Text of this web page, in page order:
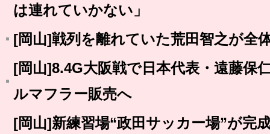
は連れていかない」
[岡山]戦列を離れていた荒田智之が全
[岡山]8.4G大阪戦で日本代表・遠藤保
ルマフラー販売へ
[岡山]新練習場“政田サッカー場”が完